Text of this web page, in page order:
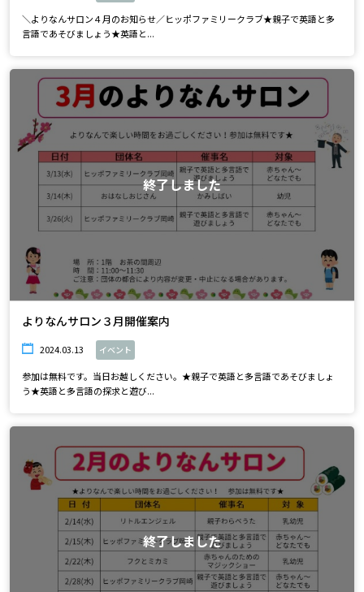
＼よりなんサロン４月のお知らせ／ヒッポファミリークラブ★親子で英語と多
言語であそびましょう★英語と...
終了しました
よりなんサロン３月開催案内
2024.03.13 イベント
参加は無料です。当日お越しください。★親子で英語と多言語であそびましょ
う★英語と多言語の探求と遊び...
終了しました